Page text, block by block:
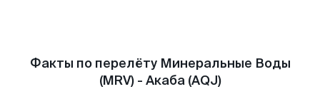
Факты по перелёту Минеральные Воды
(MRV) - Акаба (AQJ)